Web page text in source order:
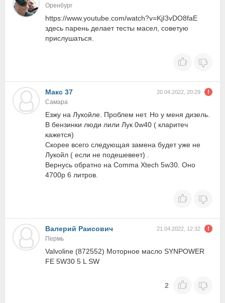
Оренбург
https://www.youtube.com/watch?v=KjI3vDO8faE
здесь парень делает тесты масел, советую
прислушаться.
Макс 37 20.04.2022, 20:29
Самара
Езжу на Лукойле. Проблем нет. Но у меня дизель.
В бензинки люди лили Лук 0w40 ( кларитеч
кажется)
Скорее всего следующая замена будет уже не
Лукойл ( если не подешевеет) .
Вернусь обратно на Comma Xtech 5w30. Оно
4700р 6 литров.
Валерий Раисович 21.04.2022, 12:32
Пермь
Valvoline (872552) Моторное масло SYNPOWER
FE 5W30 5 L SW
2